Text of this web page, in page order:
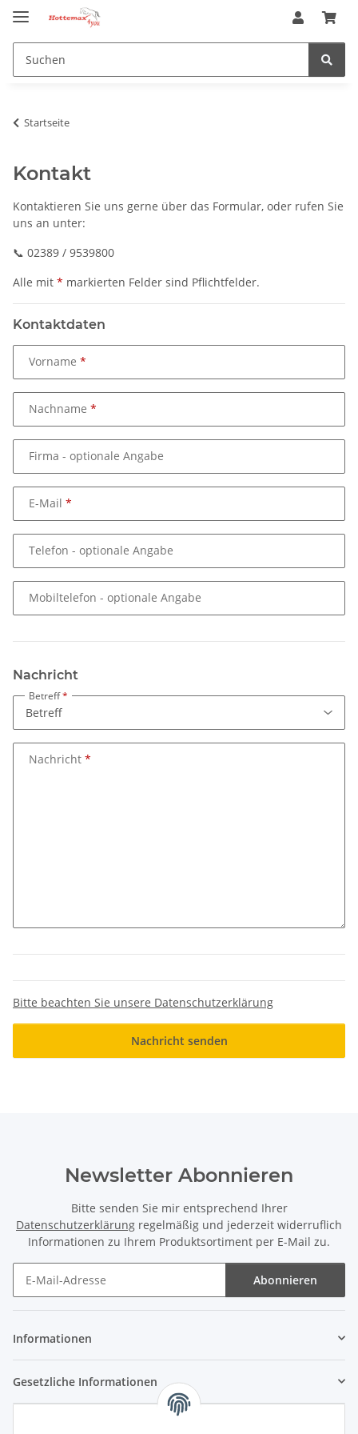
Startseite
Kontakt
Kontaktieren Sie uns gerne über das Formular, oder rufen Sie
uns an unter:
📞 02389 / 9539800
Alle mit * markierten Felder sind Pflichtfelder.
Kontaktdaten
Vorname
Nachname
Firma - optionale Angabe
E-Mail
Telefon - optionale Angabe
Mobiltelefon - optionale Angabe
Nachricht
Betreff
Nachricht
Bitte beachten Sie unsere Datenschutzerklärung
Nachricht senden
Newsletter Abonnieren
Bitte senden Sie mir entsprechend Ihrer
Datenschutzerklärung regelmäßig und jederzeit widerruflich
Informationen zu Ihrem Produktsortiment per E-Mail zu.
Abonnieren
Informationen
Gesetzliche Informationen